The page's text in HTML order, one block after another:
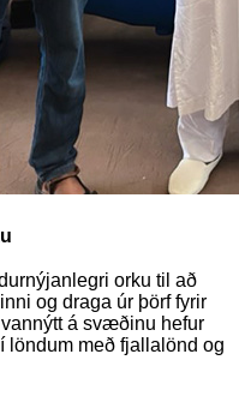
orku til að
og draga úr þörf fyrir
á svæðinu hefur
löndum með fjallalönd og